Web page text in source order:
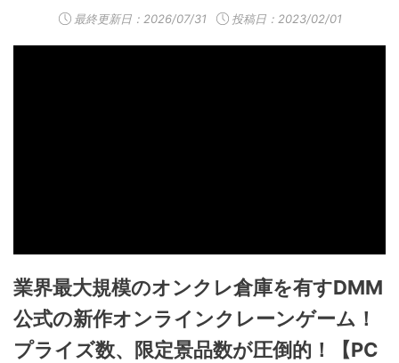
最終更新日： 2026/07/31 投稿日：2023/02/01
業界最大規模のオンクレ倉庫を有すDMM
公式の新作オンラインクレーンゲーム！
プライズ数、限定景品数が圧倒的！【PC